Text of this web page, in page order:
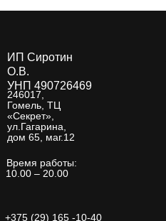
+375 (29) 165 -10-40
ИП Сиротин
О.В.
УНП 490726469
246017,
Гомель, ТЦ
«Секрет»,
ул.Гагарина,
дом 65, маг.12
Время работы:
10.00 – 20.00